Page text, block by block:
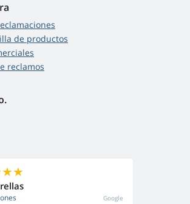
de productos
reclamos
Google